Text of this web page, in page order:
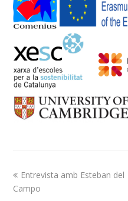
Entrevista amb Esteban del
Campo